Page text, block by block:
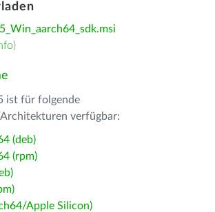
)
ist für folgende
verfügbar:
(deb)
(rpm)
Apple Silicon)